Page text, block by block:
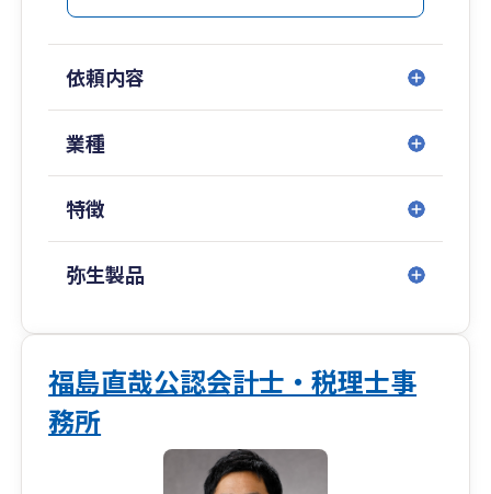
身近な「なんでも気軽に話せるパートナー」のよ
そのための取り組みとして、最初のご面談から決
算申告・税務調査に至るまで、【すべてのプロセ
スを代表税理士である私が責任を持って直接対応
税理士業界によくある「契約時だけ税理士が対応
し、その後はスタッフ任せ」「契約後に担当スタ
ッフがコロコロ変わる」といったことはありませ
庁職員の経験を活かした資金調達サポートや行政
手続きに関するアドバイスも得意としています。
まずは「ちょっと聞いてみたい」という気軽な気
持ちで、お声がけいただけると幸いです。
依頼内容
業種
特徴
弥生製品
福島直哉公認会計士・税理士事
務所